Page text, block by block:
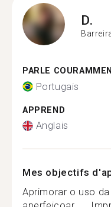
D.
PARLE
Portugais
APPREND
Anglais
Mes objectifs
Aprimorar o uso